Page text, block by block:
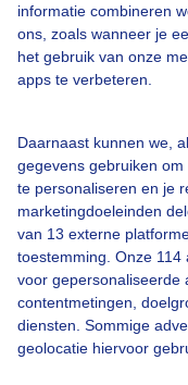
informatie combineren
ons, zoals wanneer je
het gebruik van onze
apps te verbeteren.
Daarnaast kunnen we,
gegevens gebruiken
te personaliseren en je
marketingdoeleinden
van 13 externe
toestemming. Onze
voor gepersonaliseerde
contentmetingen,
diensten. Sommige
geolocatie hiervoor
Een
Over Buienradar
Bedrijfsgegevens
Veelgestelde vragen
Contact